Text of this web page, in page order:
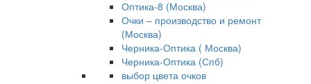
Оптика-8 (Москва)
Очки – производство и ремонт
(Москва)
Черника-Оптика ( Москва)
Черника-Оптика (Спб)
выбор цвета очков